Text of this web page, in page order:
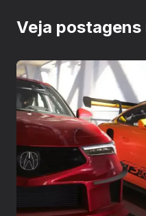
Veja